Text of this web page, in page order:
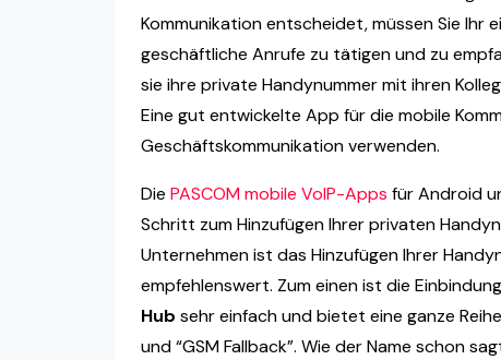
Kommunikation entscheidet, müssen Sie Ihr
geschäftliche Anrufe zu tätigen und zu
sie ihre private Handynummer mit ihren
Eine gut entwickelte App für die mobile
Geschäftskommunikation verwenden.
Die PASCOM mobile VoIP-Apps für Android
Schritt zum Hinzufügen Ihrer privaten
Unternehmen ist das Hinzufügen Ihrer
empfehlenswert. Zum einen ist die
Hub sehr einfach und bietet eine ganze
und “GSM Fallback”. Wie der Name schon